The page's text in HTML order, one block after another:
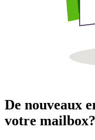
De nouveaux
votre mailbox?